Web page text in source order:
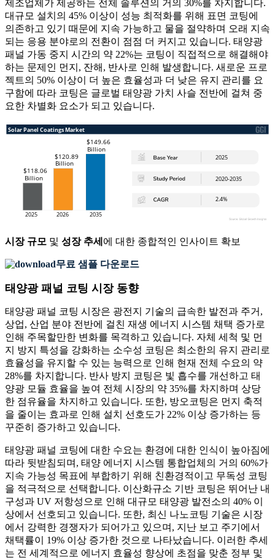
제조업체가 제공하는 전체 솔루션의 거의 30%를 차지합니다.
대규모 설치의 45% 이상이 성능 최적화를 위해 표면 코팅에
의존하고 있기 때문에 지속 가능하고 물을 절약하며 오래 지속
되는 응용 분야로의 전환이 점점 더 커지고 있습니다. 태양광
패널 가동 중지 시간의 약 22%는 코팅이 직접적으로 해결해야
하는 문제인 먼지, 잔해, 반사로 인해 발생합니다. 새로운 프로
젝트의 50% 이상이 더 높은 효율성과 더 낮은 유지 관리를 요
구함에 따라 코팅은 글로벌 태양광 가치 사슬 전반에 걸쳐 중
요한 차별화 요소가 되고 있습니다.
시장 규모 및 성장 추세 에 대한 종합적인 인사이트 확보
무료 샘플 다운로드
태양광 패널 코팅 시장 동향
태양광 패널 코팅 시장은 광전지 기술의 급속한 발전과 주거,
상업, 산업 분야 전반에 걸친 재생 에너지 시스템 채택 증가로
인해 주목할만한 변화를 목격하고 있습니다. 자체 세척 및 먼
지 방지 특성을 강화하는 소수성 코팅은 최소한의 유지 관리로
효율성을 유지할 수 있는 능력으로 인해 현재 전체 수요의 약
28%를 차지합니다. 반사 방지 코팅은 빛 흡수를 개선하고 태
양광 모듈 효율을 높여 전체 시장의 약 35%를 차지하며 상당
한 점유율을 차지하고 있습니다. 또한, 방오코팅은 먼지 축적
을 줄이는 효과로 인해 설치 선호도가 22% 이상 증가하는 등
꾸준히 증가하고 있습니다.
태양광 패널 코팅에 대한 수요는 환경에 대한 인식이 높아짐에
따라 뒷받침되며, 태양 에너지 시스템 통합업체의 거의 60%가
지속 가능성 목표에 부합하기 위해 친환경적이고 무독성 코팅
을 적극적으로 선택합니다. 이산화규소 기반 코팅은 뛰어난 내
구성과 UV 저항성으로 인해 대규모 태양광 발전소의 40% 이
상에서 선호되고 있습니다. 또한, 최신 나노코팅 기술은 시장
에서 강력한 경쟁자가 되어가고 있으며, 지난 보고 주기에서
채택률이 19% 이상 증가한 것으로 나타났습니다. 이러한 추세
는 전 세계적으로 에너지 효율성 향상에 초점을 맞춘 정부 및